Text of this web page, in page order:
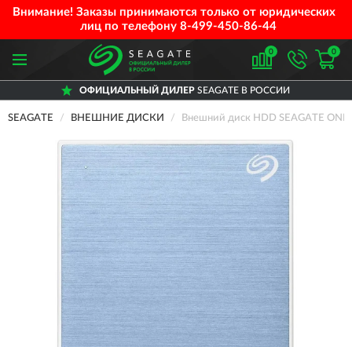
Внимание! Заказы принимаются только от юридических
лиц по телефону 8-499-450-86-44
0 0
ОФИЦИАЛЬНЫЙ ДИЛЕРSEAGATE В РОССИИ
SEAGATE ВНЕШНИЕ ДИСКИ Внешний диск HDD SEAGATE